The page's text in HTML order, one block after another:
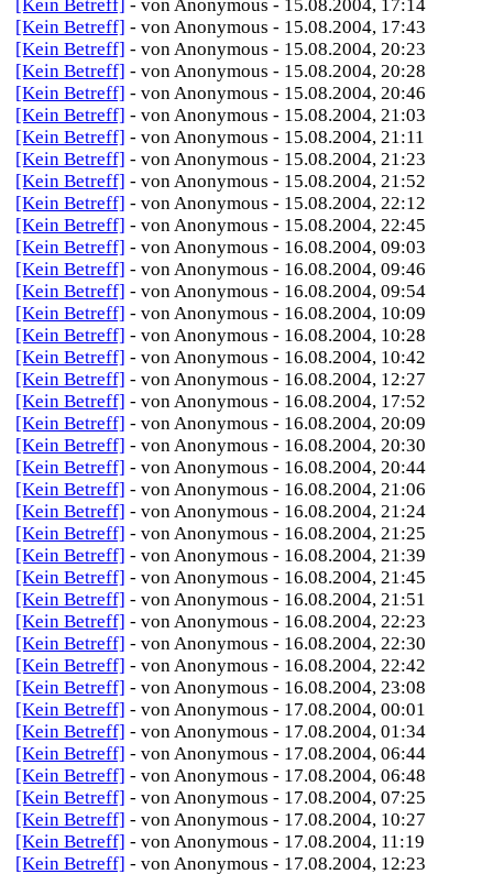
[Kein Betreff] - von Anonymous - 15.08.2004, 17:14
[Kein Betreff] - von Anonymous - 15.08.2004, 17:43
[Kein Betreff] - von Anonymous - 15.08.2004, 20:23
[Kein Betreff] - von Anonymous - 15.08.2004, 20:28
[Kein Betreff] - von Anonymous - 15.08.2004, 20:46
[Kein Betreff] - von Anonymous - 15.08.2004, 21:03
[Kein Betreff] - von Anonymous - 15.08.2004, 21:11
[Kein Betreff] - von Anonymous - 15.08.2004, 21:23
[Kein Betreff] - von Anonymous - 15.08.2004, 21:52
[Kein Betreff] - von Anonymous - 15.08.2004, 22:12
[Kein Betreff] - von Anonymous - 15.08.2004, 22:45
[Kein Betreff] - von Anonymous - 16.08.2004, 09:03
[Kein Betreff] - von Anonymous - 16.08.2004, 09:46
[Kein Betreff] - von Anonymous - 16.08.2004, 09:54
[Kein Betreff] - von Anonymous - 16.08.2004, 10:09
[Kein Betreff] - von Anonymous - 16.08.2004, 10:28
[Kein Betreff] - von Anonymous - 16.08.2004, 10:42
[Kein Betreff] - von Anonymous - 16.08.2004, 12:27
[Kein Betreff] - von Anonymous - 16.08.2004, 17:52
[Kein Betreff] - von Anonymous - 16.08.2004, 20:09
[Kein Betreff] - von Anonymous - 16.08.2004, 20:30
[Kein Betreff] - von Anonymous - 16.08.2004, 20:44
[Kein Betreff] - von Anonymous - 16.08.2004, 21:06
[Kein Betreff] - von Anonymous - 16.08.2004, 21:24
[Kein Betreff] - von Anonymous - 16.08.2004, 21:25
[Kein Betreff] - von Anonymous - 16.08.2004, 21:39
[Kein Betreff] - von Anonymous - 16.08.2004, 21:45
[Kein Betreff] - von Anonymous - 16.08.2004, 21:51
[Kein Betreff] - von Anonymous - 16.08.2004, 22:23
[Kein Betreff] - von Anonymous - 16.08.2004, 22:30
[Kein Betreff] - von Anonymous - 16.08.2004, 22:42
[Kein Betreff] - von Anonymous - 16.08.2004, 23:08
[Kein Betreff] - von Anonymous - 17.08.2004, 00:01
[Kein Betreff] - von Anonymous - 17.08.2004, 01:34
[Kein Betreff] - von Anonymous - 17.08.2004, 06:44
[Kein Betreff] - von Anonymous - 17.08.2004, 06:48
[Kein Betreff] - von Anonymous - 17.08.2004, 07:25
[Kein Betreff] - von Anonymous - 17.08.2004, 10:27
[Kein Betreff] - von Anonymous - 17.08.2004, 11:19
[Kein Betreff] - von Anonymous - 17.08.2004, 12:23